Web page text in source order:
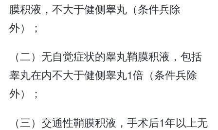
膜积液，不大于健侧睾丸（条件兵除
外）；
（二）无自觉症状的睾丸鞘膜积液，包括
睾丸在内不大于健侧睾丸1倍（条件兵除
外）；
（三）交通性鞘膜积液，手术后1年以上无